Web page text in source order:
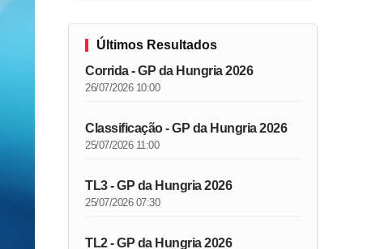
Últimos Resultados
Corrida - GP da Hungria 2026
26/07/2026 10:00
Classificação - GP da Hungria 2026
25/07/2026 11:00
TL3 - GP da Hungria 2026
25/07/2026 07:30
TL2 - GP da Hungria 2026